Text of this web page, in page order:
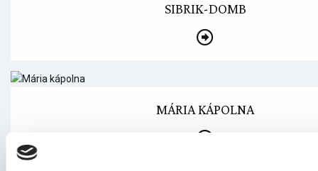
SIBRIK-DOMB
MÁRIA KÁPOLNA